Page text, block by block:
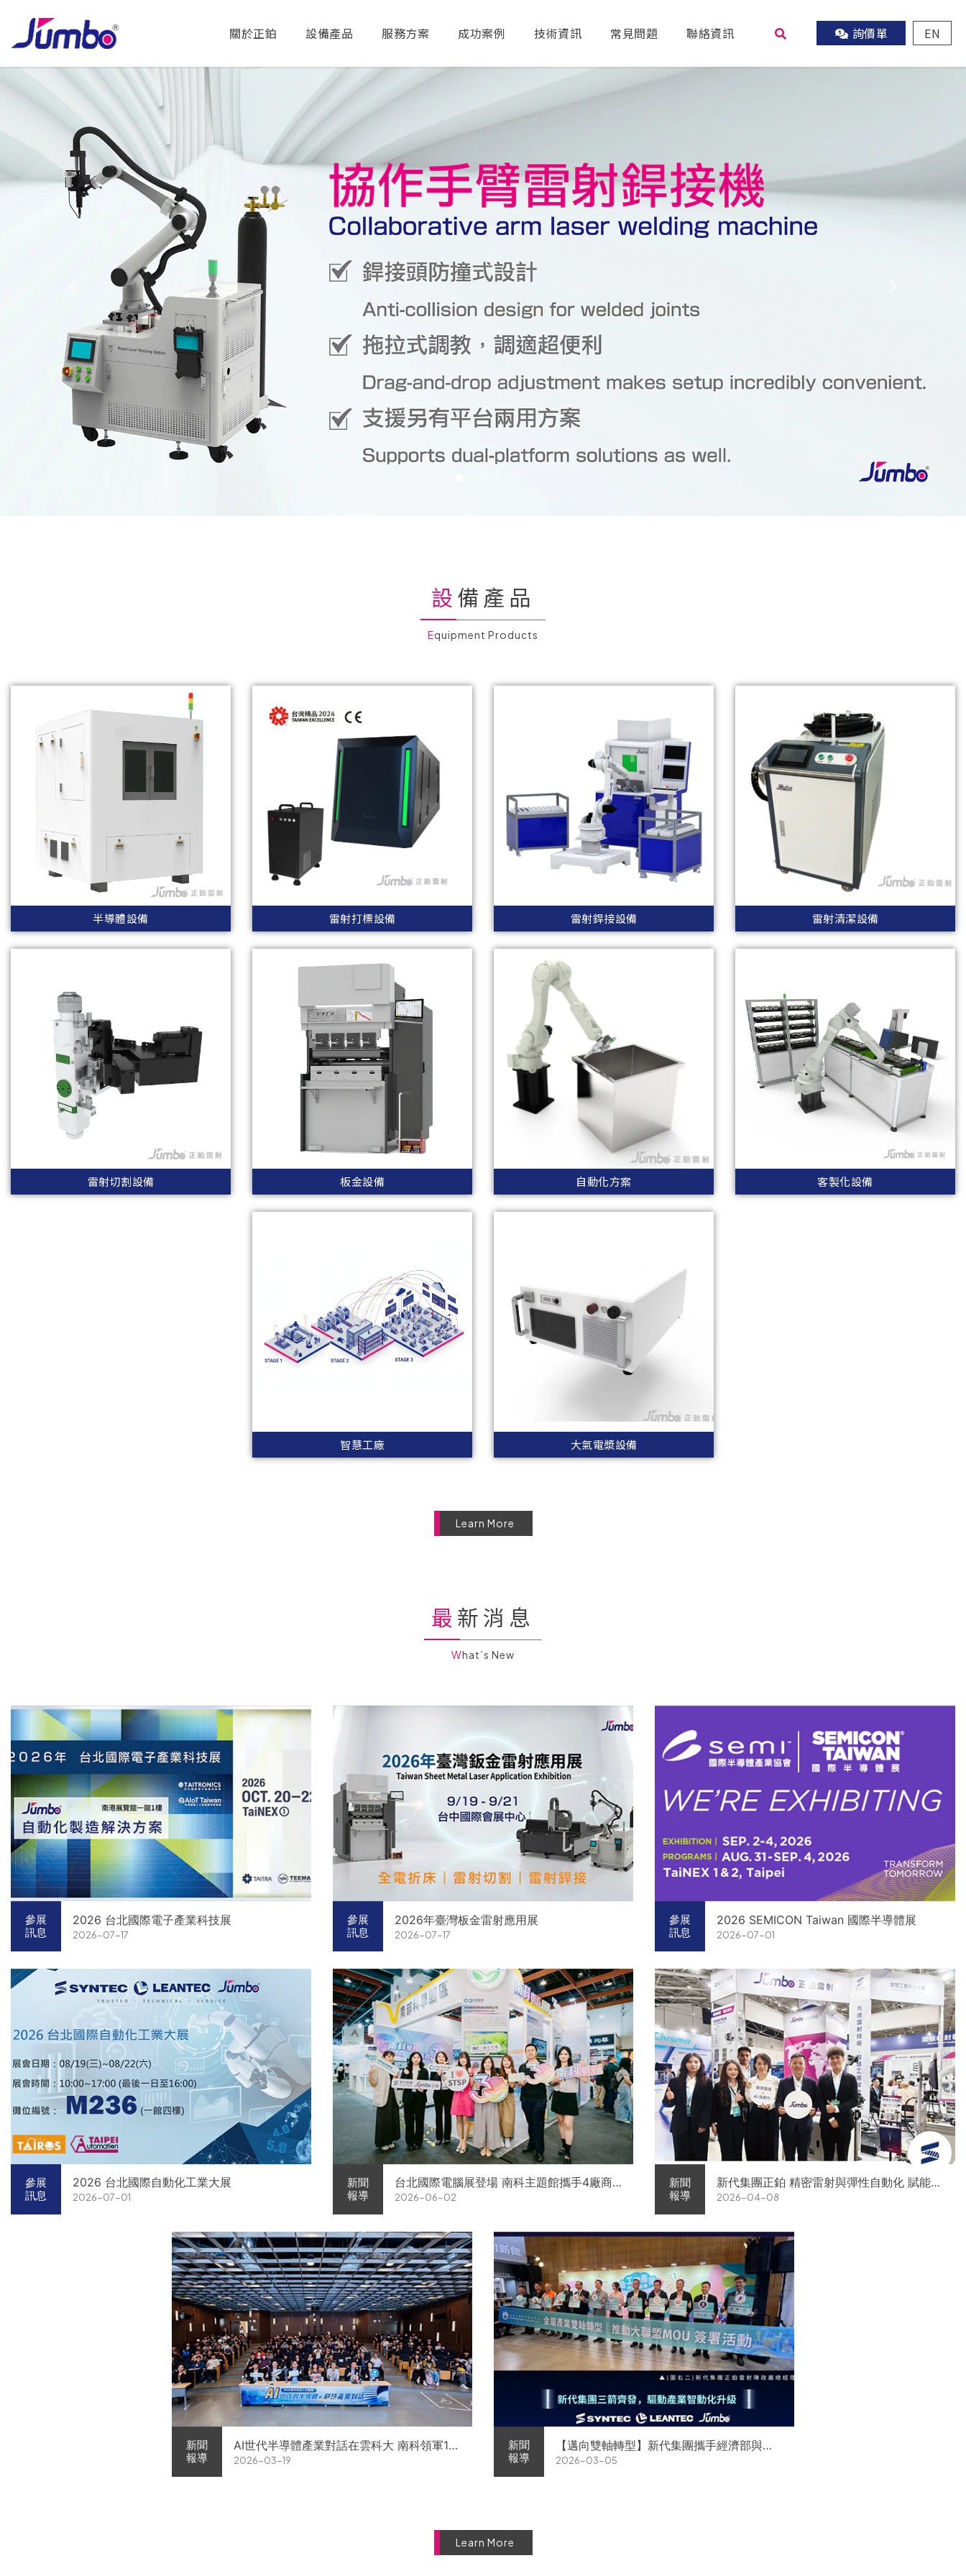
關於正鉑 設備產品 服務方案 成功案例 技術資訊 常見問題 聯絡資訊 詢價單 EN
設備產品
Equipment Products
半導體設備 雷射打標設備 雷射銲接設備 雷射清潔設備
雷射切割設備 板金設備 自動化方案 客製化設備
智慧工廠 大氣電漿設備
Learn More
最新消息
What’s New
參展
訊息
2026 台北國際電子產業科技展
2026-07-17
參展
訊息
2026年臺灣板金雷射應用展
2026-07-17
參展
訊息
2026 SEMICON Taiwan 國際半導體展
2026-07-01
參展
訊息
2026 台北國際自動化工業大展
2026-07-01
新聞
報導
台北國際電腦展登場 南科主題館攜手4廠商
展現AI供應鏈實力
2026-06-02
新聞
報導
新代集團正鉑 精密雷射與彈性自動化 賦能智
慧智造解方電子展亮相
2026-04-08
新聞
報導
AI世代半導體產業對話在雲科大 南科領軍11
家企業前進校園徵才
2026-03-19
新聞
報導
【邁向雙軸轉型】新代集團攜手經濟部與金
屬中心簽署MOU 領航 AI機器人智慧智造
2026-03-05
Learn More